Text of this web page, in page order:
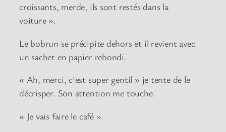
croissants, merde, ils sont restés dans la
voiture ».
Le bobrun se précipite dehors et il revient avec
un sachet en papier rebondi.
« Ah, merci, c’est super gentil » je tente de le
décrisper. Son attention me touche.
« Je vais faire le café ».